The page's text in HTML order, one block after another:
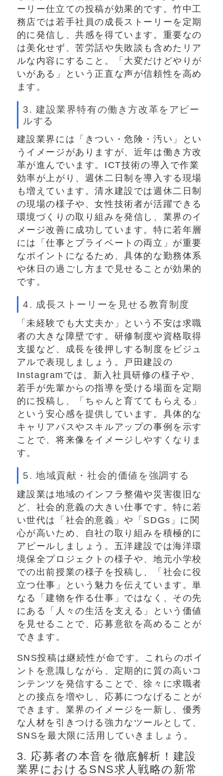
ーリー仕立ての投稿が効果的です。竹中工
務店では若手社員の成長ストーリーを定期
的に発信し、共感を得ています。重要なの
は美化せず、苦労話や失敗談も含めたリア
ルな内容にすること。「大変だけどやりが
いがある」という正直な声が信頼性を高め
ます。
3. 建設業界特有の働き方改革をアピー
ルする
建設業界には「きつい・危険・汚い」とい
うイメージがありますが、近年は働き方改
革が進んでいます。ICT技術の導入で作業
効率が上がり、週休二日制を導入する現場
も増えています。清水建設では週休二日制
の現場の様子や、女性技術者が活躍できる
環境づくりの取り組みを発信し、業界のイ
メージ改善に成功しています。特に若年層
には「仕事とプライベートの両立」が重要
なポイントになるため、具体的な勤務体系
や休日の過ごし方まで見せることが効果的
です。
4. 成長ストーリーを見せる教育制度
「未経験でも大丈夫か」という不安は求職
者の大きな障壁です。研修制度や資格取得
支援など、成長を後押しする制度をビジュ
アルで表現しましょう。戸田建設の
Instagramでは、新入社員研修の様子や、
若手が先輩からの指導を受ける場面を定期
的に投稿し、「ちゃんと育ててもらえる」
という安心感を提供しています。具体的な
キャリアパスやスキルアップの事例を示す
ことで、将来像をイメージしやすくなりま
す。
5. 地域貢献・社会的価値を強調する
建設業は地域のインフラ整備や災害復旧な
ど、社会的意義の大きい仕事です。特に若
い世代は「社会的意義」や「SDGs」に関
心が高いため、自社の取り組みを積極的に
アピールしましょう。五洋建設では海洋環
境保全プロジェクトの様子や、地元小学校
での出前授業の様子を投稿し、「社会に役
立つ仕事」という魅力を伝えています。単
なる「建物を作る仕事」ではなく、その先
にある「人々の生活を支える」という価値
を見せることで、応募意欲を高めることが
できます。
SNS投稿は継続性が命です。これらのポイ
ントを意識しながら、定期的に質の高いコ
ンテンツを発信することで、徐々に求職者
との接点を増やし、応募につなげることが
できます。業界のイメージを一新し、優秀
な人材を引きつける強力なツールとして、
SNSを最大限に活用していきましょう。
3. 応募者の本音を徹底解析！建設
業界におけるSNS求人戦略の新常